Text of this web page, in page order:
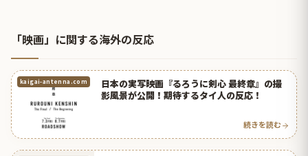
「映画」に関する海外の反応
kaigai-antenna.com
日本の実写映画『るろうに剣心 最終章』の撮
影風景が公開！期待するタイ人の反応！
続きを読む